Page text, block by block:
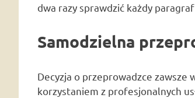
dwa razy sprawdzić każdy
Samodzielna
Decyzja o przeprowadzce zawsze
korzystaniem z profesjonalnych